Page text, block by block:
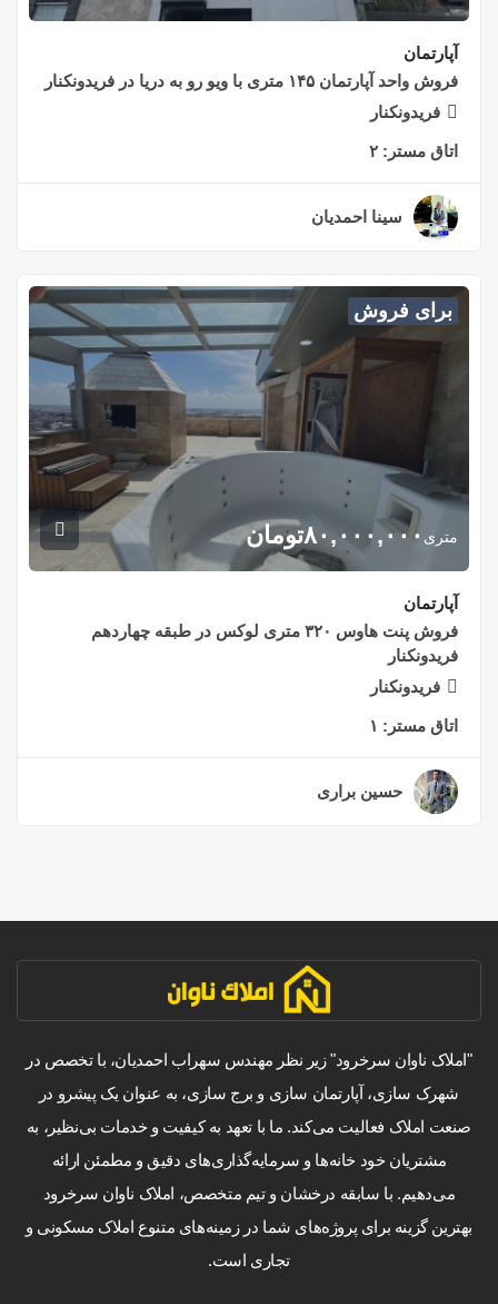
آپارتمان
فروش واحد آپارتمان ۱۴۵ متری با ویو رو به دریا در فریدونکنار
فریدونکنار
اتاق مستر: ۲
سینا احمدیان
برای فروش
متری ۸۰,۰۰۰,۰۰۰تومان
آپارتمان
فروش پنت هاوس ۳۲۰ متری لوکس در طبقه چهاردهم
فریدونکنار
فریدونکنار
اتاق مستر: ۱
حسین براری
"املاک ناوان سرخرود" زیر نظر مهندس سهراب احمدیان، با تخصص در
شهرک سازی، آپارتمان سازی و برج سازی، به عنوان یک پیشرو در
صنعت املاک فعالیت می‌کند. ما با تعهد به کیفیت و خدمات بی‌نظیر، به
مشتریان خود خانه‌ها و سرمایه‌گذاری‌های دقیق و مطمئن ارائه
می‌دهیم. با سابقه درخشان و تیم متخصص، املاک ناوان سرخرود
بهترین گزینه برای پروژه‌های شما در زمینه‌های متنوع املاک مسکونی و
تجاری است.